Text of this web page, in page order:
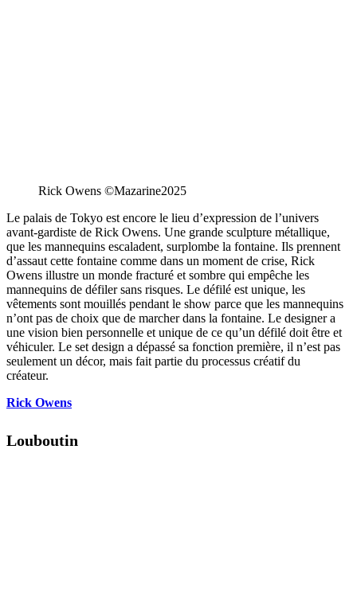
Rick Owens ©Mazarine2025
Le palais de Tokyo est encore le lieu d’expression de l’univers
avant-gardiste de Rick Owens. Une grande sculpture métallique,
que les mannequins escaladent, surplombe la fontaine. Ils prennent
d’assaut cette fontaine comme dans un moment de crise, Rick
Owens illustre un monde fracturé et sombre qui empêche les
mannequins de défiler sans risques. Le défilé est unique, les
vêtements sont mouillés pendant le show parce que les mannequins
n’ont pas de choix que de marcher dans la fontaine. Le designer a
une vision bien personnelle et unique de ce qu’un défilé doit être et
véhiculer. Le set design a dépassé sa fonction première, il n’est pas
seulement un décor, mais fait partie du processus créatif du
créateur.
Rick Owens
Louboutin